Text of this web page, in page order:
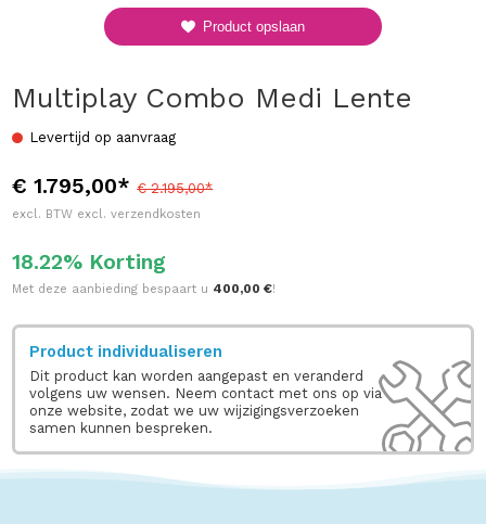
Multiplay Combo Medi Lente
Levertijd op aanvraag
€ 1.795,00*€ 2.195,00*
excl. BTW excl. verzendkosten
18.22% Korting
Met deze aanbieding bespaart u 400,00 €!
Product individualiseren
Dit product kan worden aangepast en veranderd
volgens uw wensen. Neem contact met ons op via
onze website, zodat we uw wijzigingsverzoeken
samen kunnen bespreken.
Product opslaan